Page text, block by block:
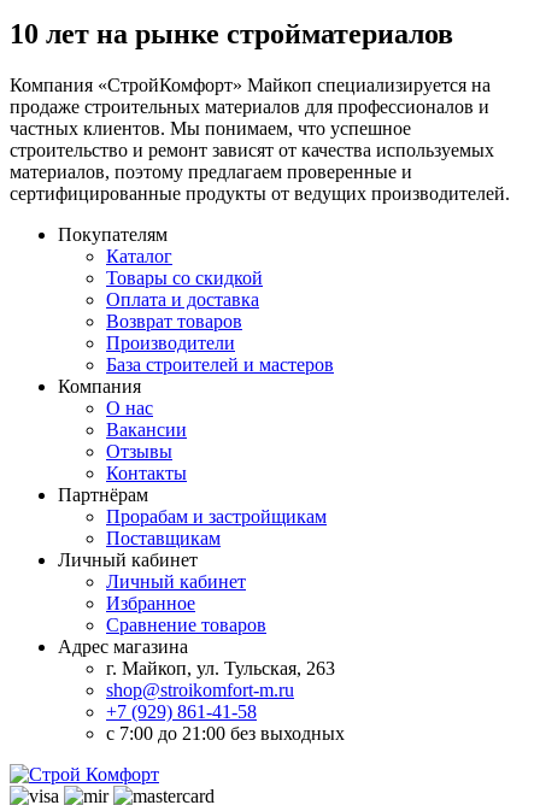
10 лет на рынке стройматериалов
Компания «СтройКомфорт» Майкоп специализируется на
продаже строительных материалов для профессионалов и
частных клиентов. Мы понимаем, что успешное
строительство и ремонт зависят от качества используемых
материалов, поэтому предлагаем проверенные и
сертифицированные продукты от ведущих производителей.
Покупателям
Каталог
Товары со скидкой
Оплата и доставка
Возврат товаров
Производители
База строителей и мастеров
Компания
О нас
Вакансии
Отзывы
Контакты
Партнёрам
Прорабам и застройщикам
Поставщикам
Личный кабинет
Личный кабинет
Избранное
Сравнение товаров
Адрес магазина
г. Майкоп, ул. Тульская, 263
shop@stroikomfort-m.ru
+7 (929) 861-41-58
с 7:00 до 21:00 без выходных